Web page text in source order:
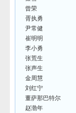
曾荣
胥执勇
尹常健
崔明明
李小勇
张荒生
张声生
金周慧
刘红宁
董萨那巴特尔
赵渤年